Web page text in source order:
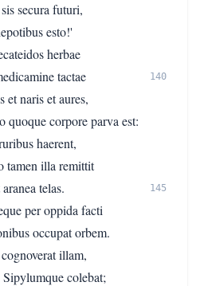
secura futuri,
esto!'
herbae
tactae
140
et naris et aures,
quoque corpore parva est:
haerent,
tamen illa remittit
telas.
145
per oppida facti
occupat orbem.
illam,
colebat;